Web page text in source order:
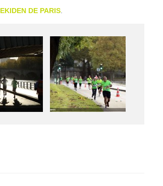
EKIDEN DE PARIS